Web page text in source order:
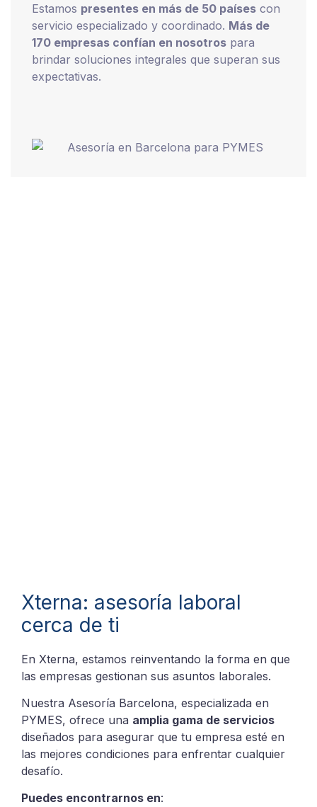
Estamos presentes en más de 50 países con
servicio especializado y coordinado. Más de
170 empresas confían en nosotros para
brindar soluciones integrales que superan sus
expectativas.
Xterna: asesoría laboral
cerca de ti
En Xterna, estamos reinventando la forma en que
las empresas gestionan sus asuntos laborales.
Nuestra Asesoría Barcelona, especializada en
PYMES, ofrece una amplia gama de servicios
diseñados para asegurar que tu empresa esté en
las mejores condiciones para enfrentar cualquier
desafío.
Puedes encontrarnos en: